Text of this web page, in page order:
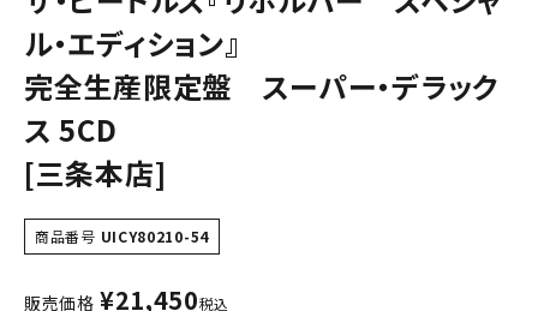
ル・エディション』
完全生産限定盤 スーパー・デラック
ス 5CD
[三条本店]
商品番号 UICY80210-54
販売価格 ¥21,450税込